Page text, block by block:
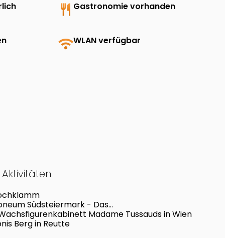
restaurant Gastronomie vorhanden
wifiWLAN verfügbar
Südsteiermark - Das
Madame Tussauds in Wien
Berg in Reutte